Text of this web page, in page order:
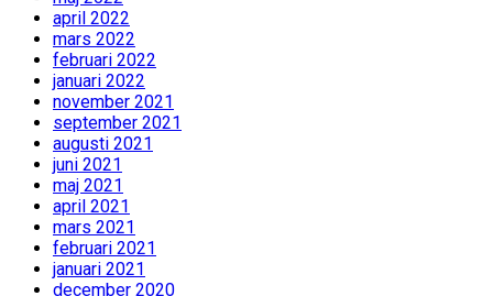
april 2022
mars 2022
februari 2022
januari 2022
november 2021
september 2021
augusti 2021
juni 2021
maj 2021
april 2021
mars 2021
februari 2021
januari 2021
december 2020